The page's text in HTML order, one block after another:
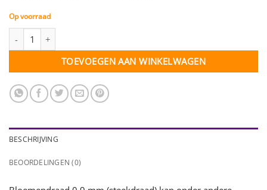
Op voorraad
TOEVOEGEN AAN WINKELWAGEN
BESCHRIJVING
BEOORDELINGEN (0)